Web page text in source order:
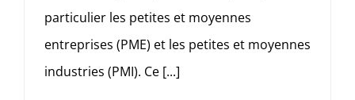
particulier les petites et moyennes
entreprises (PME) et les petites et moyennes
industries (PMI). Ce [...]